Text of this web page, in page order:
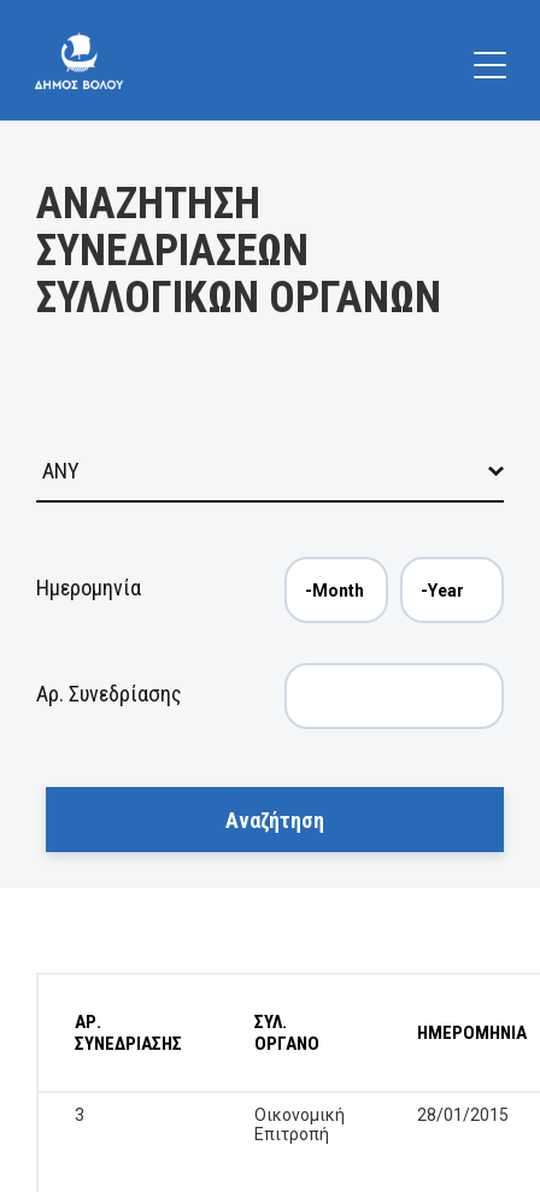
ΑΝΑΖΗΤΗΣΗ
ΣΥΝΕΔΡΙΑΣΕΩΝ
ΣΥΛΛΟΓΙΚΩΝ ΟΡΓΑΝΩΝ
Ημερομηνία
Αρ. Συνεδρίασης
ΑΡ.
ΣΥΝΕΔΡΙΑΣΗΣ
ΣΥΛ.
ΟΡΓΑΝΟ
ΗΜΕΡΟΜΗΝΙΑ
3
Οικονομική
Επιτροπή
28/01/2015